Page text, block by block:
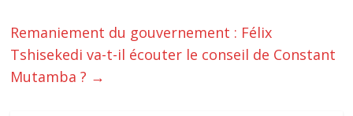
Remaniement du gouvernement : Félix
Tshisekedi va-t-il écouter le conseil de Constant
Mutamba ? →